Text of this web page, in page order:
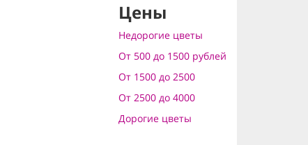
Цены
Недорогие цветы
От 500 до 1500 рублей
От 1500 до 2500
От 2500 до 4000
Дорогие цветы